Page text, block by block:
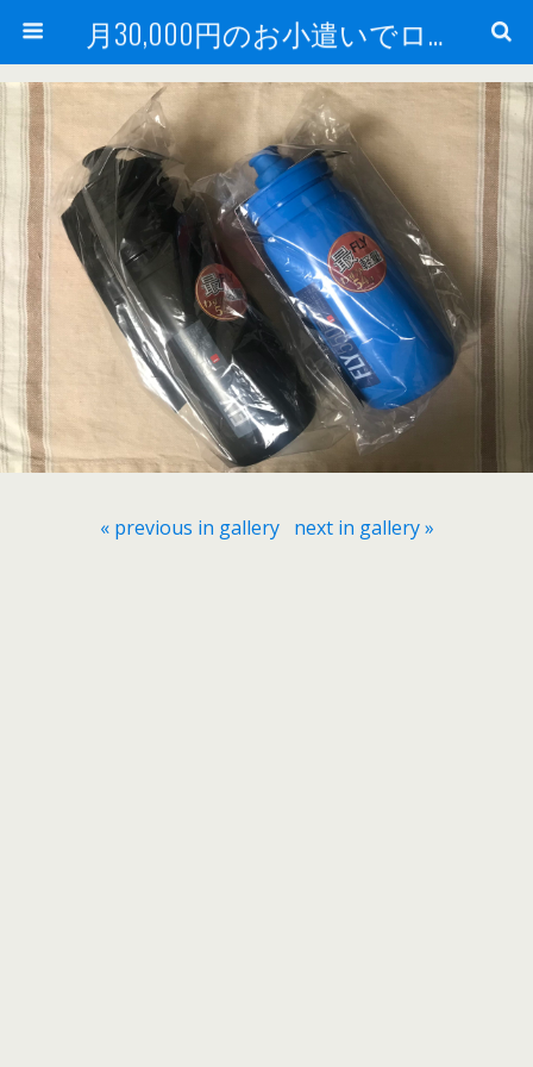
月30,000円のお小遣いでロードバイク
« previous in gallery next in gallery »